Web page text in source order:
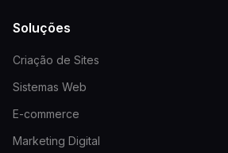
Soluções
Criação de Sites
Sistemas Web
E-commerce
Marketing Digital